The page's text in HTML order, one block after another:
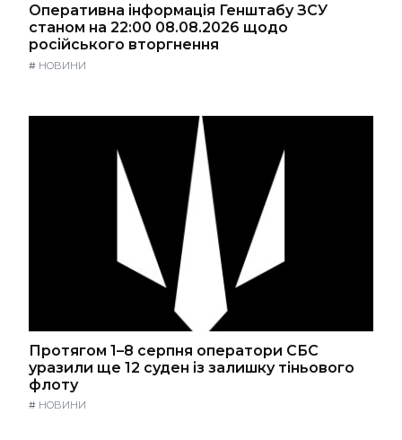
Оперативна інформація Генштабу ЗСУ
станом на 22:00 08.08.2026 щодо
російського вторгнення
# НОВИНИ
Протягом 1–8 серпня оператори СБС
уразили ще 12 суден із залишку тіньового
флоту
# НОВИНИ